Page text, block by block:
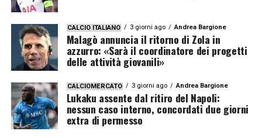
CALCIO ITALIANO 3 giorni ago Andrea Bargione
Malagò annuncia il ritorno di Zola in
azzurro: «Sarà il coordinatore dei progetti
delle attività giovanili»
CALCIOMERCATO 3 giorni ago Andrea Bargione
Lukaku assente dal ritiro del Napoli:
nessun caso interno, concordati due giorni
extra di permesso